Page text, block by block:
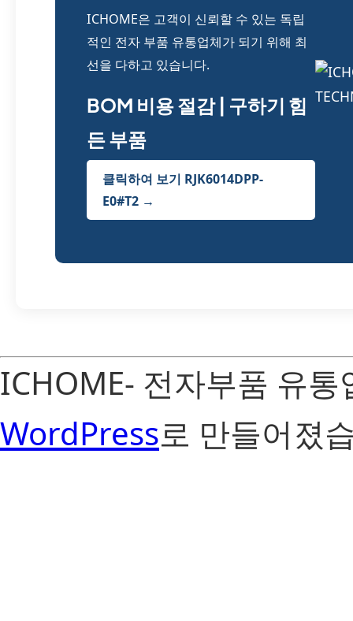
ICHOME은 고객이 신뢰할 수 있는 독립
적인 전자 부품 유통업체가 되기 위해 최
선을 다하고 있습니다.
BOM 비용 절감 | 구하기 힘
든 부품
클릭하여 보기 RJK6014DPP-
E0#T2 →
ICHOME- 전자부품 유
WordPress로 만들어졌